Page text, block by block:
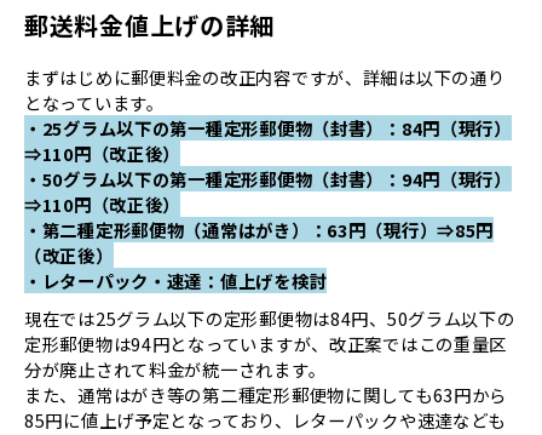
郵送料金値上げの詳細
まずはじめに郵便料金の改正内容ですが、詳細は以下の通り
となっています。
・25グラム以下の第一種定形郵便物（封書）：84円（現行）
⇒110円（改正後）
・50グラム以下の第一種定形郵便物（封書）：94円（現行）
⇒110円（改正後）
・第二種定形郵便物（通常はがき）：63円（現行）⇒85円
（改正後）
・レターパック・速達：値上げを検討
現在では25グラム以下の定形郵便物は84円、50グラム以下の
定形郵便物は94円となっていますが、改正案ではこの重量区
分が廃止されて料金が統一されます。
また、通常はがき等の第二種定形郵便物に関しても63円から
85円に値上げ予定となっており、レターパックや速達なども